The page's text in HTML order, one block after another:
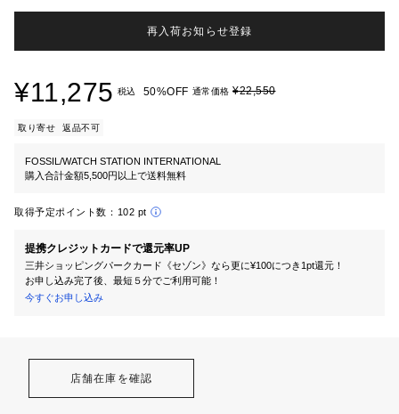
再入荷お知らせ登録
¥11,275 税込 50%OFF 通常価格 ¥22,550
取り寄せ 返品不可
FOSSIL/WATCH STATION INTERNATIONAL
購入合計金額5,500円以上で送料無料
取得予定ポイント数： 102 pt
提携クレジットカードで還元率UP
三井ショッピングパークカード《セゾン》なら更に¥100につき1pt還元！
お申し込み完了後、最短５分でご利用可能！
今すぐお申し込み
店舗在庫を確認